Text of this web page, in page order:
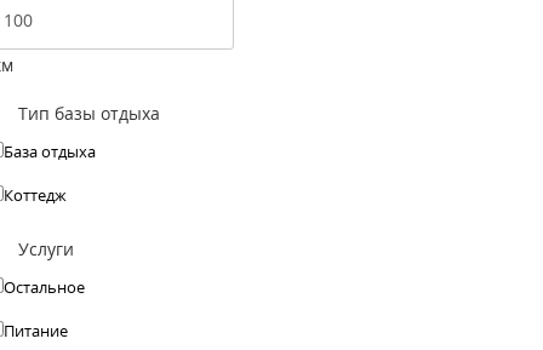
Тип базы отдыха
База отдыха
Коттедж
Услуги
Остальное
Питание